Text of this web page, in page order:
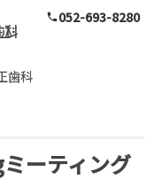
スタッフブログ
phone052-693-8280
歯科
ーティング